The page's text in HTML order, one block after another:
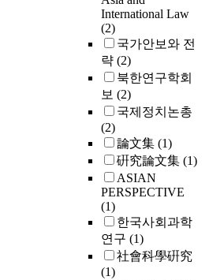
International Law
(2)
국가안보와 전
략 (2)
북한연구학회
보 (2)
국제정치논총
(2)
論文集 (1)
硏究論文集 (1)
ASIAN
PERSPECTIVE
(1)
한국사회과학
연구 (1)
社會科學硏究
(1)